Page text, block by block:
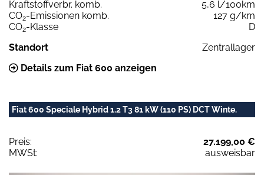
Kraftstoffverbr. komb.
5,6 l/100km
CO2-Emissionen komb.
127 g/km
CO2-Klasse
D
Standort
Zentrallager
Details zum Fiat 600 anzeigen
Fiat 600 Speciale Hybrid 1.2 T3 81 kW (110 PS) DCT Winte.
Preis:
27.199,00 €
MWSt:
ausweisbar